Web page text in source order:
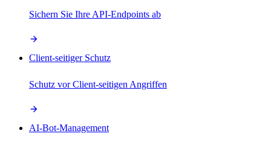
Sichern Sie Ihre API-Endpoints ab
Client-seitiger Schutz
Schutz vor Client-seitigen Angriffen
AI-Bot-Management